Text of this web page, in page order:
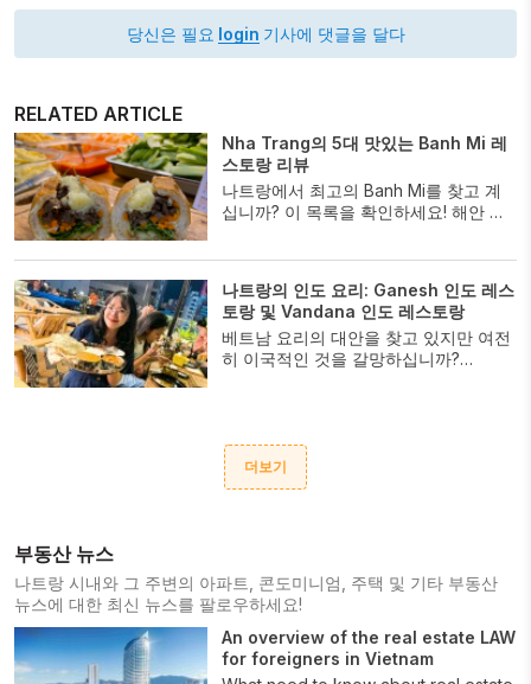
당신은 필요 login 기사에 댓글을 달다
RELATED ARTICLE
Nha Trang의 5대 맛있는 Banh Mi 레
스토랑 리뷰
나트랑에서 최고의 Banh Mi를 찾고 계
십니까? 이 목록을 확인하세요! 해안 도
취향에 맞는 것이 있습니다. 당신의 갈망
을 만족시키고 나트랑 최고의 반미의 맛
있는 맛을 즐기세요.
나트랑의 인도 요리: Ganesh 인도 레스
토랑 및 Vandana 인도 레스토랑
베트남 요리의 대안을 찾고 있지만 여전
히 이국적인 것을 갈망하십니까?
더보기
부동산 뉴스
나트랑 시내와 그 주변의 아파트, 콘도미니엄, 주택 및 기타 부동산
뉴스에 대한 최신 뉴스를 팔로우하세요!
An overview of the real estate LAW
for foreigners in Vietnam